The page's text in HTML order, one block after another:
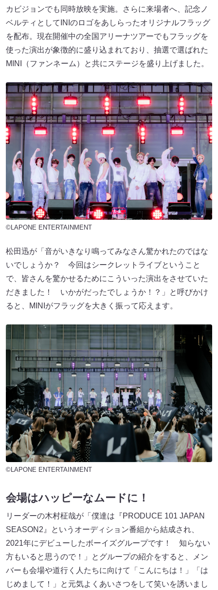
カビジョンでも同時放映を実施。さらに来場者へ、記念ノ
ベルティとしてINIのロゴをあしらったオリジナルフラッグ
を配布。現在開催中の全国アリーナツアーでもフラッグを
使った演出が象徴的に盛り込まれており、抽選で選ばれた
MINI（ファンネーム）と共にステージを盛り上げました。
©LAPONE ENTERTAINMENT
松田迅が「音がいきなり鳴ってみなさん驚かれたのではな
いでしょうか？ 今回はシークレットライブということ
で、皆さんを驚かせるためにこういった演出をさせていた
だきました！ いかがだったでしょうか！？」と呼びかけ
ると、MINIがフラッグを大きく振って応えます。
©LAPONE ENTERTAINMENT
会場はハッピーなムードに！
リーダーの木村柾哉が「僕達は『PRODUCE 101 JAPAN
SEASON2』というオーディション番組から結成され、
2021年にデビューしたボーイズグループです！ 知らない
方もいると思うので！」とグループの紹介をすると、メン
バーも会場や道行く人たちに向けて「こんにちは！」「は
じめまして！」と元気よくあいさつをして笑いを誘いまし